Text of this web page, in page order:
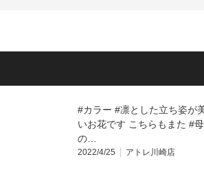
#カラー #凛とした立ち姿が
いお花です こちらもまた #母
の…
2022/4/25 アトレ川崎店